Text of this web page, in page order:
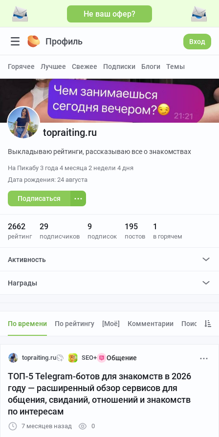
Не ваш офер?
Профиль Вход
Горячее Лучшее Свежее Подписки Блоги Темы
topraiting.ru
Выкладываю рейтинги, рассказываю все о знакомствах
На Пикабу 3 года 4 месяца 2 недели 4 дня
Дата рождения: 24 августа
Подписаться
2662
рейтинг
29
подписчиков
9
подписок
195
постов
1
в горячем
Активность
отредактировал
Награды
По времени По рейтингу [моё] Комментарии Поиск
topraiting.ru SEO+ Общение
ТОП-5 Telegram-ботов для знакомств в 2026
году — расширенный обзор сервисов для
общения, свиданий, отношений и знакомств
по интересам
7 месяцев назад 0